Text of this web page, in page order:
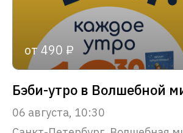
от 490 ₽
Бэби-утро в Волшебной
06 августа, 10:30